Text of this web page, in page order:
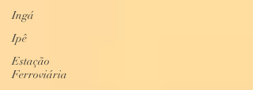
Ingá
Ipê
Estação
Ferroviária